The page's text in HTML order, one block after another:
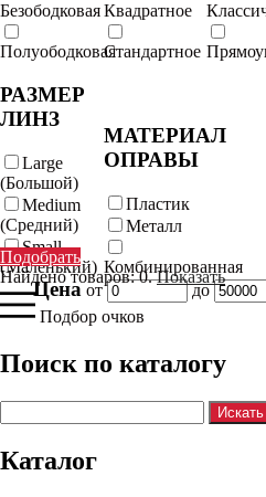
Безободковая
Полуободковая
Квадратное
Стандартное
РАЗМЕР
ЛИНЗ
Large
(Большой)
Medium
(Средний)
Small
(Маленький)
МАТЕРИАЛ
ОПРАВЫ
Пластик
Металл
Комбинированная
Ценаот до
Подобрать
Найдено товаров:0.Показать
Подбор очков
Поиск по каталогу
Каталог